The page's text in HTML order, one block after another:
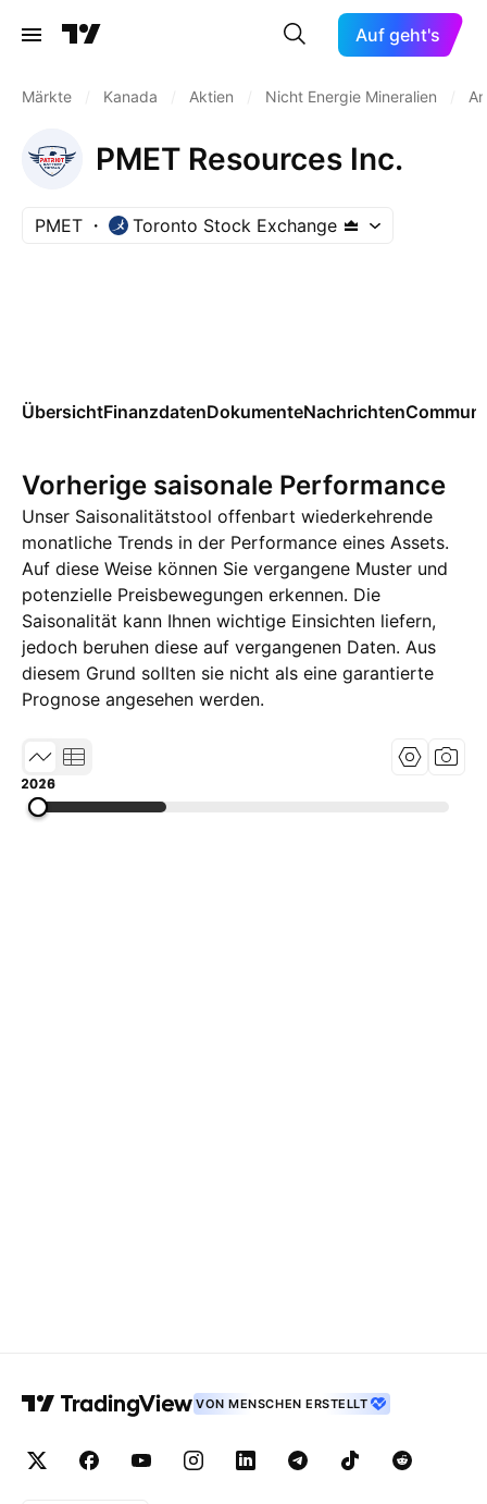
Auf geht's
Märkte Kanada Aktien Nicht Energie Mineralien
PMET Resources Inc.
PMET Toronto Stock Exchange
ÜbersichtFinanzdatenDokumenteNachrichten
Vorherige saisonale Performance
Unser Saisonalitätstool offenbart wiederkehrende
monatliche Trends in der Performance eines Assets.
Auf diese Weise können Sie vergangene Muster und
potenzielle Preisbewegungen erkennen. Die
Saisonalität kann Ihnen wichtige Einsichten liefern,
jedoch beruhen diese auf vergangenen Daten. Aus
diesem Grund sollten sie nicht als eine garantierte
Prognose angesehen werden.
2010
2018
2026
VON MENSCHEN ERSTELLT